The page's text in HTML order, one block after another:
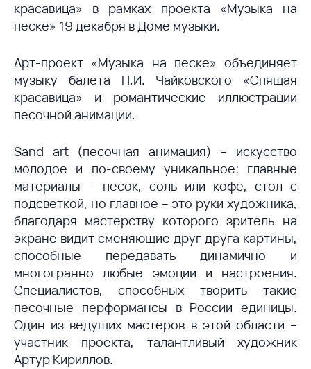
красавица» в рамках проекта «Музыка на
песке» 19 декабря в Доме музыки.
Арт-проект «Музыка на песке» объединяет
музыку балета П.И. Чайковского «Спящая
красавица» и романтические иллюстрации
песочной анимации.
Sand art (песочная анимация) – искусство
молодое и по-своему уникальное: главные
материалы – песок, соль или кофе, стол с
подсветкой, но главное – это руки художника,
благодаря мастерству которого зритель на
экране видит сменяющие друг друга картины,
способные передавать динамично и
многогранно любые эмоции и настроения.
Специалистов, способных творить такие
песочные перформансы в России единицы.
Один из ведущих мастеров в этой области –
участник проекта, талантливый художник
Артур Кириллов.